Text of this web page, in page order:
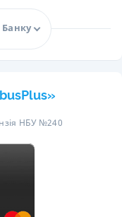
Банку
НБУ №240